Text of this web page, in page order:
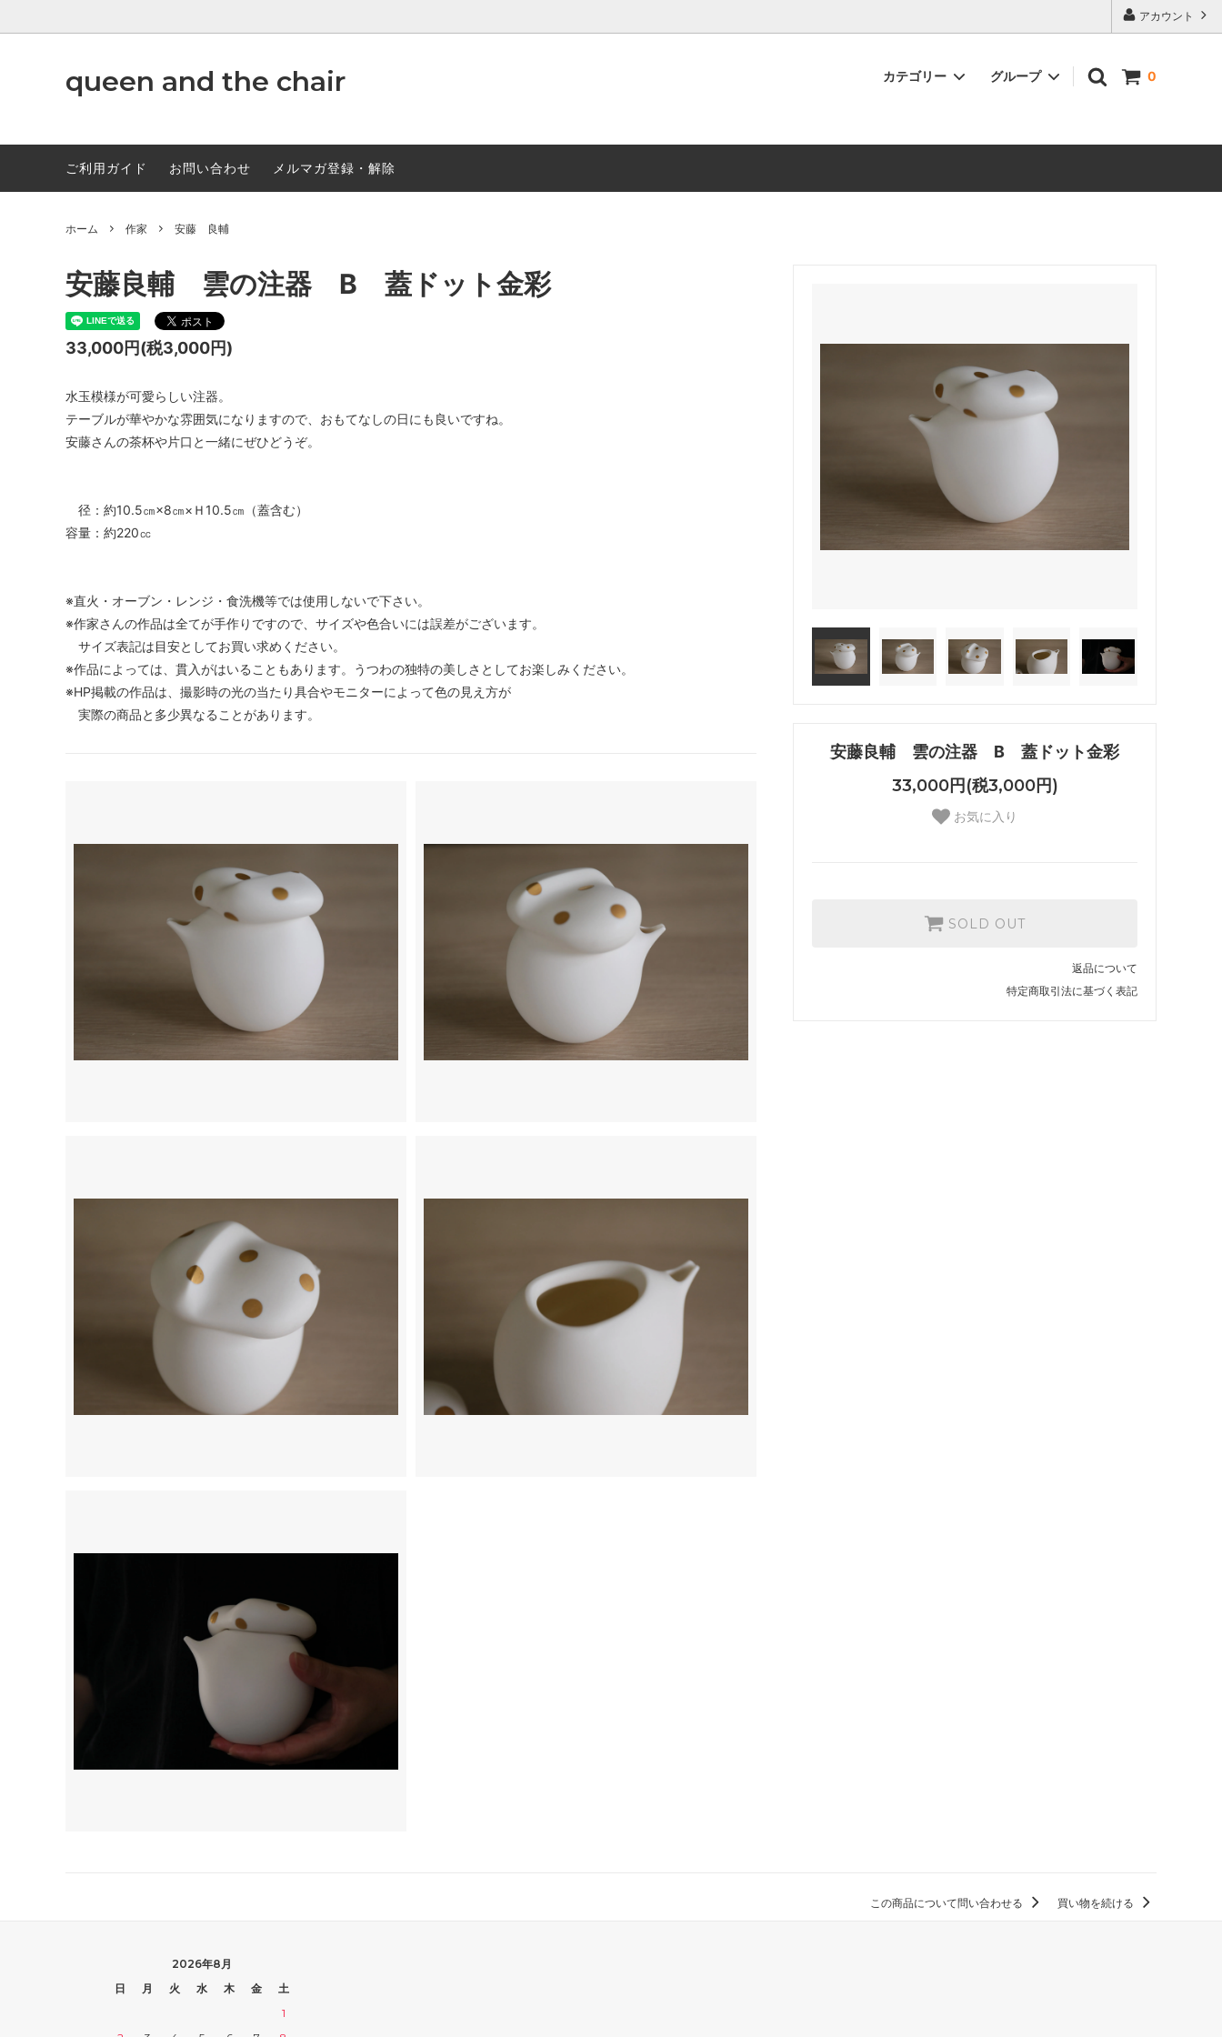
アカウント
queen and the chair 0
カテゴリー グループ
ご利用ガイド
お問い合わせ メルマガ登録・解除
ホーム 作家 安藤 良輔
安藤良輔 雲の注器 B 蓋ドット金彩
33,000円(税3,000円)
お気に入り
SOLD OUT
返品について
特定商取引法に基づく表記
安藤良輔 雲の注器 B 蓋ドット金彩
33,000円(税3,000円)
水玉模様が可愛らしい注器。
テーブルが華やかな雰囲気になりますので、おもてなしの日にも良いですね。
安藤さんの茶杯や片口と一緒にぜひどうぞ。
径：約10.5㎝×8㎝×Ｈ10.5㎝（蓋含む）
容量：約220㏄
※直火・オーブン・レンジ・食洗機等では使用しないで下さい。
※作家さんの作品は全てが手作りですので、サイズや色合いには誤差がございます。
サイズ表記は目安としてお買い求めください。
※作品によっては、貫入がはいることもあります。うつわの独特の美しさとしてお楽しみください。
※HP掲載の作品は、撮影時の光の当たり具合やモニターによって色の見え方が
実際の商品と多少異なることがあります。
この商品について問い合わせる 買い物を続ける
2026年8月
日
月 火 水 木 金
土
1